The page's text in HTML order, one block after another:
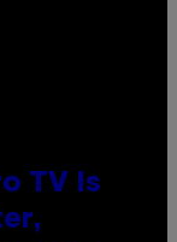
TV Is